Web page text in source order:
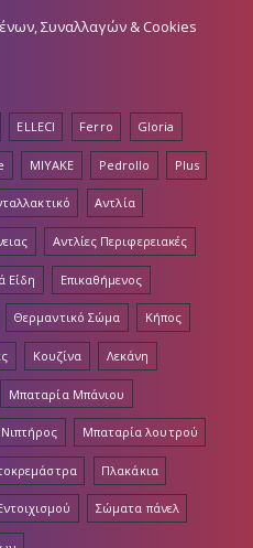
Συναλλαγών & Cookies
ELLECI Ferro Gloria
MIYAKE Pedrollo Plus
Αντλία
Αντλίες Περιφερειακές
Είδη Επικαθήμενος
Θερμαντικό Σώμα Κήπος
Κουζίνα Λεκάνη
Μπαταρία Μπάνιου
Μπαταρία λουτρού
Πλακάκια
Σώματα πάνελ